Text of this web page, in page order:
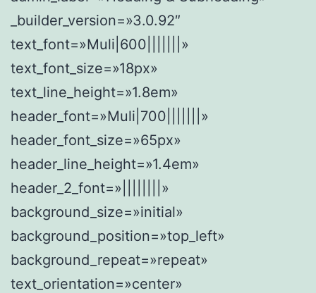
_builder_version=»3.0.92″
text_font=»Muli|600|||||||»
text_font_size=»18px»
text_line_height=»1.8em»
header_font=»Muli|700|||||||»
header_font_size=»65px»
header_line_height=»1.4em»
header_2_font=»||||||||»
background_size=»initial»
background_position=»top_left»
background_repeat=»repeat»
text_orientation=»center»